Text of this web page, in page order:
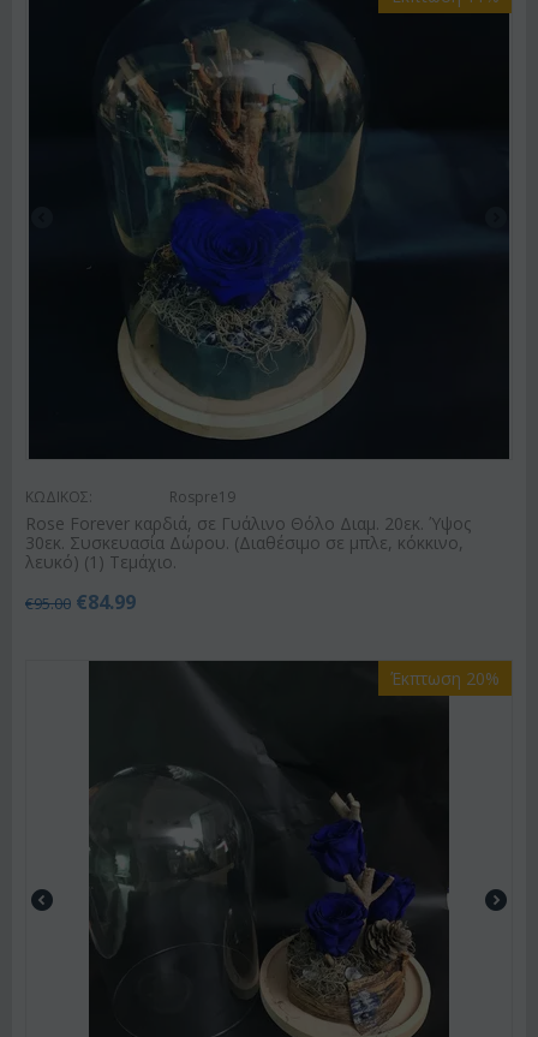
ΚΩΔΙΚΟΣ: Rospre19
Rose Forever καρδιά, σε Γυάλινο Θόλο Διαμ. 20εκ. Ύψος
30εκ. Συσκευασία Δώρου. (Διαθέσιμο σε μπλε, κόκκινο,
λευκό) (1) Τεμάχιο.
€95.00 €84.99
Έκπτωση 20%